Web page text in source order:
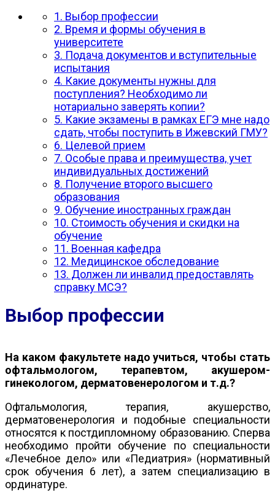
1. Выбор профессии
2. Время и формы обучения в
университете
3. Подача документов и вступительные
испытания
4. Какие документы нужны для
поступления? Необходимо ли
нотариально заверять копии?
5. Какие экзамены в рамках ЕГЭ мне надо
сдать, чтобы поступить в Ижевский ГМУ?
6. Целевой прием
7. Особые права и преимущества, учет
индивидуальных достижений
8. Получение второго высшего
образования
9. Обучение иностранных граждан
10. Стоимость обучения и скидки на
обучение
11. Военная кафедра
12. Медицинское обследование
13. Должен ли инвалид предоставлять
справку МСЭ?
Выбор профессии
На каком факультете надо учиться, чтобы стать
офтальмологом, терапевтом, акушером-
гинекологом, дерматовенерологом и т.д.?
Офтальмология, терапия, акушерство,
дерматовенерология и подобные специальности
относятся к постдипломному образованию. Сперва
необходимо пройти обучение по специальности
«Лечебное дело» или «Педиатрия» (нормативный
срок обучения 6 лет), а затем специализацию в
ординатуре.